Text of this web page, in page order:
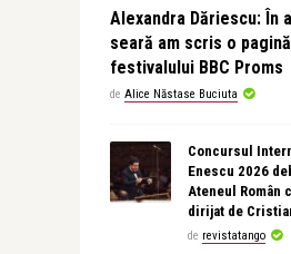
Alexandra Dăriescu: În
seară am scris o
festivalului BBC Proms
de Alice Năstase Buciuta
Concursul
Enescu 2026
Ateneul Român
dirijat de
de revistatango